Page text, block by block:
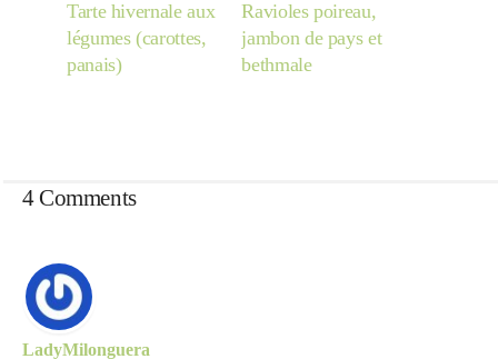
Tarte hivernale aux
légumes (carottes,
panais)
Ravioles poireau,
jambon de pays et
bethmale
4 Comments
LadyMilonguera